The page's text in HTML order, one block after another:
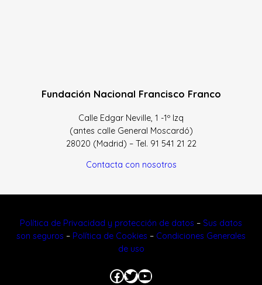
Fundación Nacional Francisco Franco
Calle Edgar Neville, 1 -1º Izq
(antes calle General Moscardó)
28020 (Madrid) – Tel. 91 541 21 22
Contacta con nosotros
Política de Privacidad y protección de datos – Sus datos
son seguros – Política de Cookies – Condiciones Generales
de uso
Facebook
Twitter
YouTube